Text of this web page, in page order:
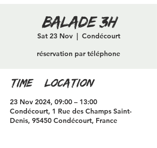
Balade 3H
Sat 23 Nov
  |
Condécourt
réservation par téléphone
Time & Location
23 Nov 2024, 09:00 – 13:00
Condécourt, 1 Rue des Champs Saint-
Denis, 95450 Condécourt, France